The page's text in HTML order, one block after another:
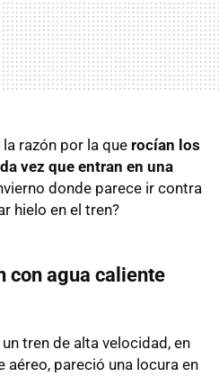
razón por la que rocían los
vez que entran en una
donde parece ir contra
hielo en el tren?
con agua caliente
tren de alta velocidad, en
pareció una locura en